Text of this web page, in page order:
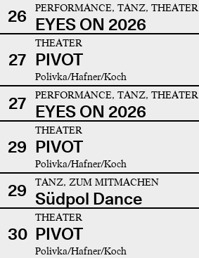
26
PERFORMANCE, TANZ, THEATER
EYES ON 2026
27
THEATER
PIVOT
Polivka/Hafner/Koch
27 PERFORMANCE, TANZ, THEATER
EYES ON 2026
29
THEATER
PIVOT
Polivka/Hafner/Koch
29 TANZ, ZUM MITMACHEN
Südpol Dance
30
THEATER
PIVOT
Polivka/Hafner/Koch